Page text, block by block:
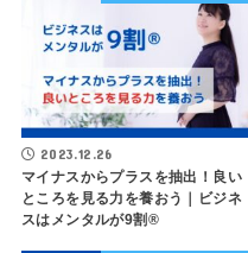
2023.12.26
マイナスからプラスを抽出！良い
ところを見る力を養おう｜ビジネ
スはメンタルが9割®︎